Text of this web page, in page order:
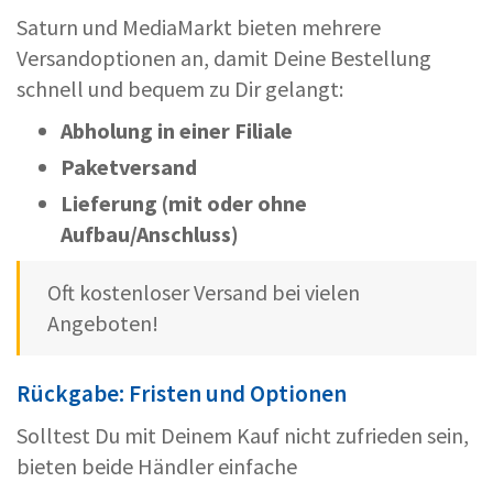
Saturn und MediaMarkt bieten mehrere
Versandoptionen an, damit Deine Bestellung
schnell und bequem zu Dir gelangt:
Abholung in einer Filiale
Paketversand
Lieferung (mit oder ohne
Aufbau/Anschluss)
Oft kostenloser Versand bei vielen
Angeboten!
Rückgabe: Fristen und Optionen
Solltest Du mit Deinem Kauf nicht zufrieden sein,
bieten beide Händler einfache